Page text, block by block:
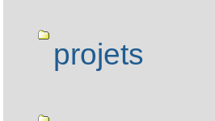
projets